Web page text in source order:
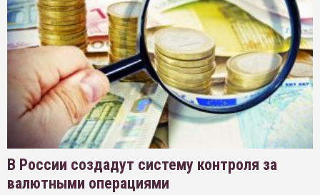
В России создадут систему контроля за
валютными операциями